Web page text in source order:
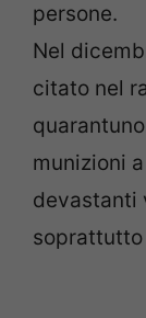
persone.
Nel
citato nel
munizioni
devastanti